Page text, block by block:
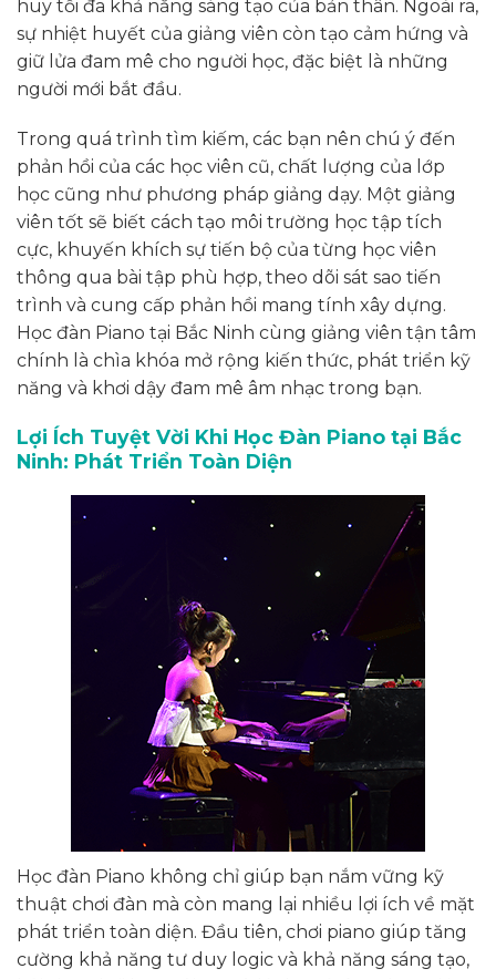
huy tối đa khả năng sáng tạo của bản thân. Ngoài ra,
sự nhiệt huyết của giảng viên còn tạo cảm hứng và
giữ lửa đam mê cho người học, đặc biệt là những
người mới bắt đầu.
Trong quá trình tìm kiếm, các bạn nên chú ý đến
phản hồi của các học viên cũ, chất lượng của lớp
học cũng như phương pháp giảng dạy. Một giảng
viên tốt sẽ biết cách tạo môi trường học tập tích
cực, khuyến khích sự tiến bộ của từng học viên
thông qua bài tập phù hợp, theo dõi sát sao tiến
trình và cung cấp phản hồi mang tính xây dựng.
Học đàn Piano tại Bắc Ninh cùng giảng viên tận tâm
chính là chìa khóa mở rộng kiến thức, phát triển kỹ
năng và khơi dậy đam mê âm nhạc trong bạn.
Lợi Ích Tuyệt Vời Khi Học Đàn Piano tại Bắc
Ninh: Phát Triển Toàn Diện
Học đàn Piano không chỉ giúp bạn nắm vững kỹ
thuật chơi đàn mà còn mang lại nhiều lợi ích về mặt
phát triển toàn diện. Đầu tiên, chơi piano giúp tăng
cường khả năng tư duy logic và khả năng sáng tạo,